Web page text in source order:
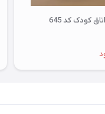
کودک کد 645